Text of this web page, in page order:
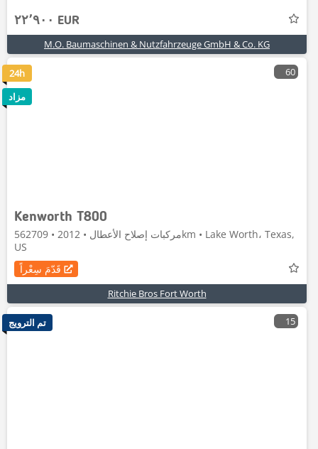
٢٢٬٩٠٠ EUR
M.O. Baumaschinen & Nutzfahrzeuge GmbH & Co. KG
60
Kenworth T800
مركبات إصلاح الأعطال • 2012 • 562709km • Lake Worth، Texas,
US
قَدّمَ سِعْراً
Ritchie Bros Fort Worth
24h
مزاد
15 تم الترويج